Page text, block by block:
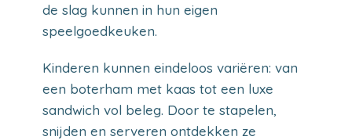
de slag kunnen in hun eigen
speelgoedkeuken.
Kinderen kunnen eindeloos variëren: van
een boterham met kaas tot een luxe
sandwich vol beleg. Door te stapelen,
snijden en serveren ontdekken ze